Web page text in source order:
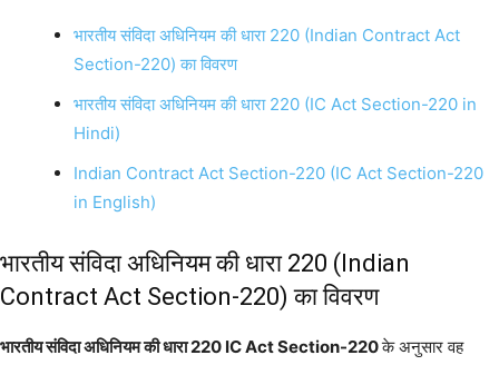
भारतीय संविदा अधिनियम की धारा 220 (Indian Contract Act
Section-220) का विवरण
भारतीय संविदा अधिनियम की धारा 220 (IC Act Section-220 in
Hindi)
Indian Contract Act Section-220 (IC Act Section-220
in English)
भारतीय संविदा अधिनियम की धारा 220 (Indian
Contract Act Section-220) का विवरण
भारतीय संविदा अधिनियम की धारा 220 IC Act Section-220के अनुसार वह